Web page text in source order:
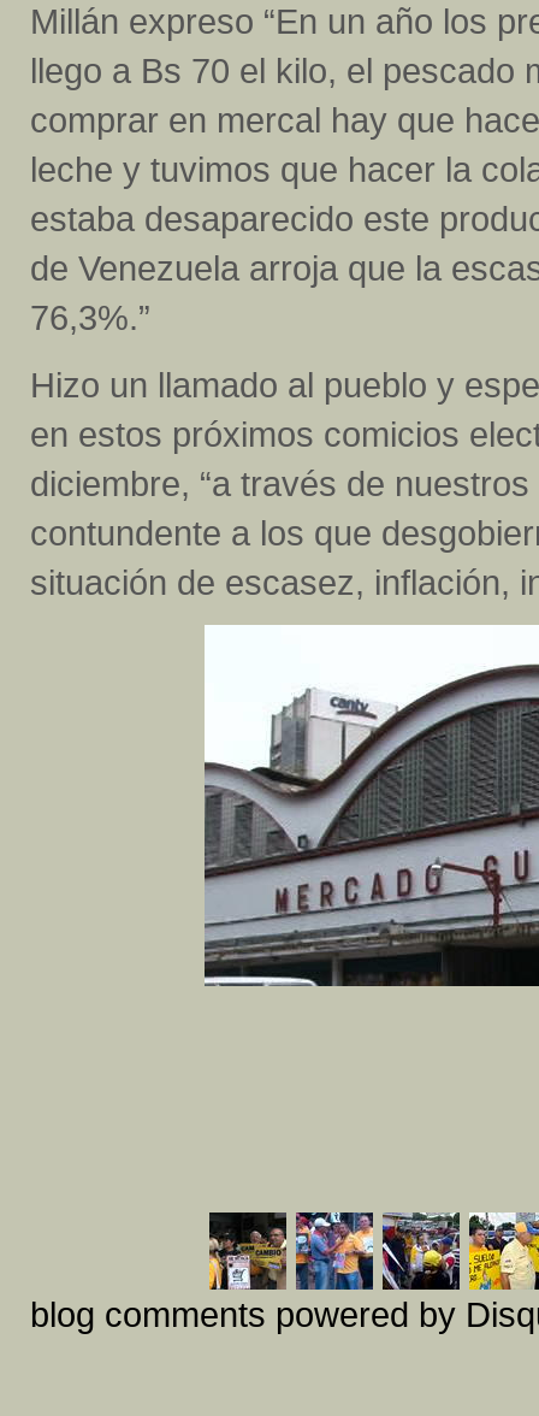
Millán expreso “En un año los
llego a Bs 70 el kilo, el pescado
comprar en mercal hay que
leche y tuvimos que hacer la
estaba desaparecido este
de Venezuela arroja que la
76,3%.”
Hizo un llamado al pueblo y
en estos próximos comicios
diciembre, “a través de
contundente a los que
situación de escasez, inflación,
blog comments powered by